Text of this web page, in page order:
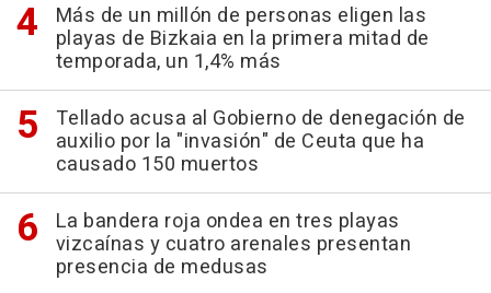
Más de un millón de personas eligen las
playas de Bizkaia en la primera mitad de
temporada, un 1,4% más
Tellado acusa al Gobierno de denegación de
auxilio por la "invasión" de Ceuta que ha
causado 150 muertos
La bandera roja ondea en tres playas
vizcaínas y cuatro arenales presentan
presencia de medusas